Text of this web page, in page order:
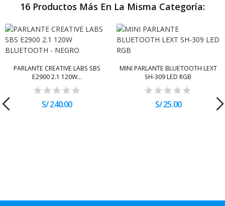
16 Productos Más En La Misma Categoría:
PARLANTE CREATIVE LABS SBS
E2900 2.1 120W...
S/ 240.00
MINI PARLANTE BLUETOOTH LEXT
SH-309 LED RGB
S/ 25.00